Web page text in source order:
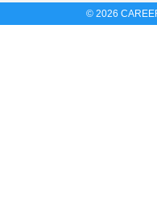
© 2026